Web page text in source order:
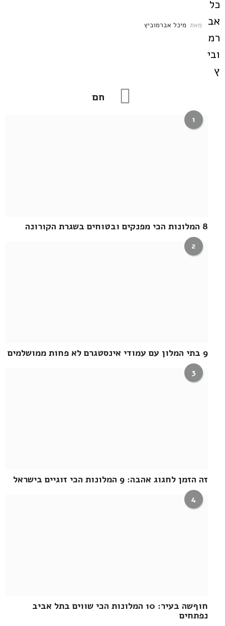
מאת מיכל אברמוביץ
חם
1
8 המלונות הכי מפנקים ובטוחים בשגרת הקורונה
2
9 בתי המלון עם עמודי אינסטגרם לא פחות ממושלמים
3
זה הזמן לחגוג אהבה: 9 המלונות הכי זוגיים בישראל
4
חוףשה בעיר: 10 המלונות הכי שווים בתל אביב
נפתחים